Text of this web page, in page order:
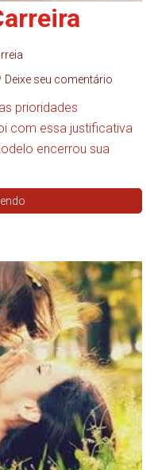
Deixe seu comentário
prioridades
com essa justificativa
encerrou sua